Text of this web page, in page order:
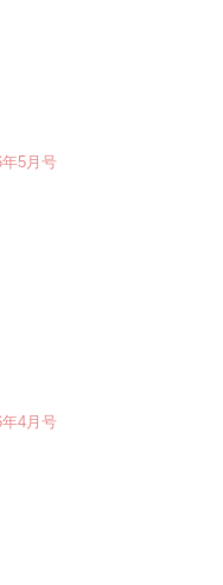
5月号
4月号